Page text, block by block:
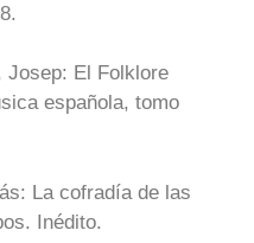
Josep: El Folklore
española, tomo
La cofradía de las
Inédito.